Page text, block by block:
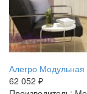
Алегро
62 052 ₽